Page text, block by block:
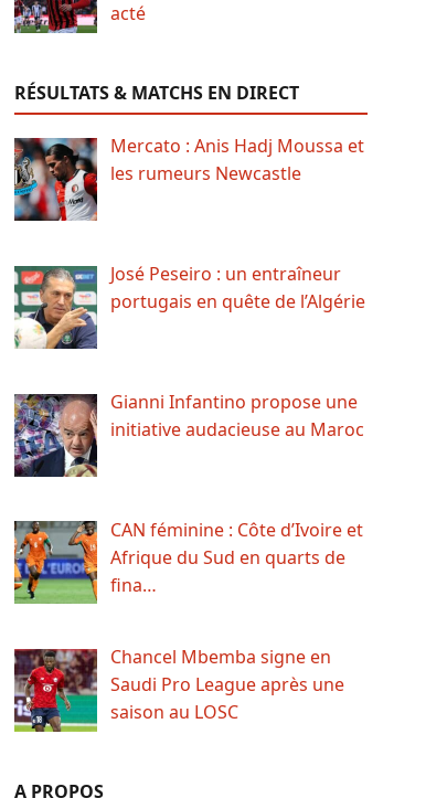
acté
RÉSULTATS & MATCHS EN DIRECT
Mercato : Anis Hadj Moussa et
les rumeurs Newcastle
José Peseiro : un entraîneur
portugais en quête de l’Algérie
Gianni Infantino propose une
initiative audacieuse au Maroc
CAN féminine : Côte d’Ivoire et
Afrique du Sud en quarts de
fina…
Chancel Mbemba signe en
Saudi Pro League après une
saison au LOSC
A PROPOS